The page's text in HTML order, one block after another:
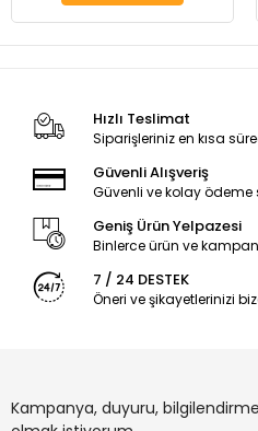
Hızlı Teslimat
Siparişleriniz en kısa
Güvenli Alışveriş
Güvenli ve kolay ödeme
Geniş Ürün Yelpazesi
Binlerce ürün ve
7 / 24 DESTEK
Öneri ve şikayetlerinizi
Kampanya, duyuru,